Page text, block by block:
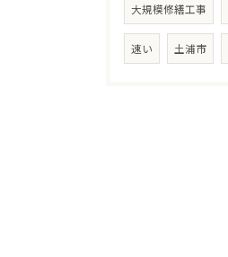
大規模修繕工事
速い 土浦市